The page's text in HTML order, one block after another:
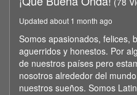
Updated about 1 month ago
Somos apasionados, felices,
aguerridos y honestos. Por
de nuestros países pero
nosotros alrededor del
nuestros sueños. Somos